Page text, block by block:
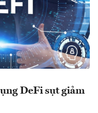
DeFi sụt giảm